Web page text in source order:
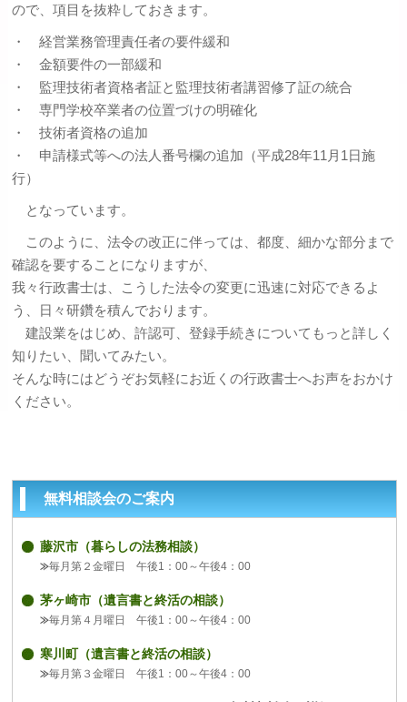
ので、項目を抜粋しておきます。
・ 経営業務管理責任者の要件緩和
・ 金額要件の一部緩和
・ 監理技術者資格者証と監理技術者講習修了証の統合
・ 専門学校卒業者の位置づけの明確化
・ 技術者資格の追加
・ 申請様式等への法人番号欄の追加（平成28年11月1日施
行）
となっています。
このように、法令の改正に伴っては、都度、細かな部分まで
確認を要することになりますが、
我々行政書士は、こうした法令の変更に迅速に対応できるよ
う、日々研鑽を積んでおります。
建設業をはじめ、許認可、登録手続きについてもっと詳しく
知りたい、聞いてみたい。
そんな時にはどうぞお気軽にお近くの行政書士へお声をおかけ
ください。
無料相談会のご案内
藤沢市（暮らしの法務相談）
毎月第２金曜日 午後1：00～午後4：00
茅ヶ崎市（遺言書と終活の相談）
毎月第４月曜日 午後1：00～午後4：00
寒川町（遺言書と終活の相談）
毎月第３金曜日 午後1：00～午後4：00